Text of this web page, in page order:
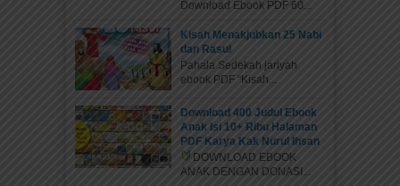
Download Ebook PDF 60...
Kisah Menakjubkan 25 Nabi
dan Rasul
Pahala Sedekah jariyah
ebook PDF “Kisah...
Download 400 Judul Ebook
Anak Isi 10+ Ribu Halaman
PDF Karya Kak Nurul Ihsan
DOWNLOAD EBOOK
ANAK DENGAN DONASI...